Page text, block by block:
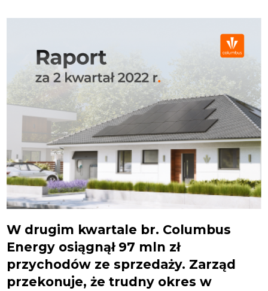
W drugim kwartale br. Columbus
Energy osiągnął 97 mln zł
przychodów ze sprzedaży. Zarząd
przekonuje, że trudny okres w